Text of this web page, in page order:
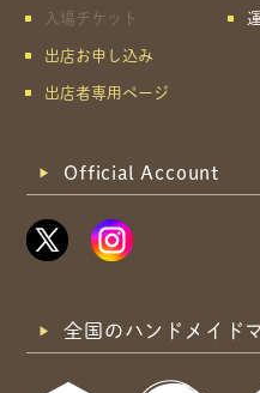
入場チケット
出店お申し込み
出店者専用ページ
Official Account
全国のハンドメイド